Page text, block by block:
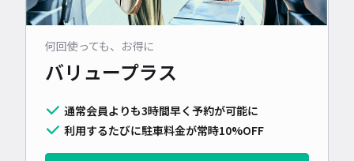
何回使っても、お得に
バリュープラス
通常会員よりも3時間早く予約が可能に
利用するたびに駐車料金が常時10%OFF